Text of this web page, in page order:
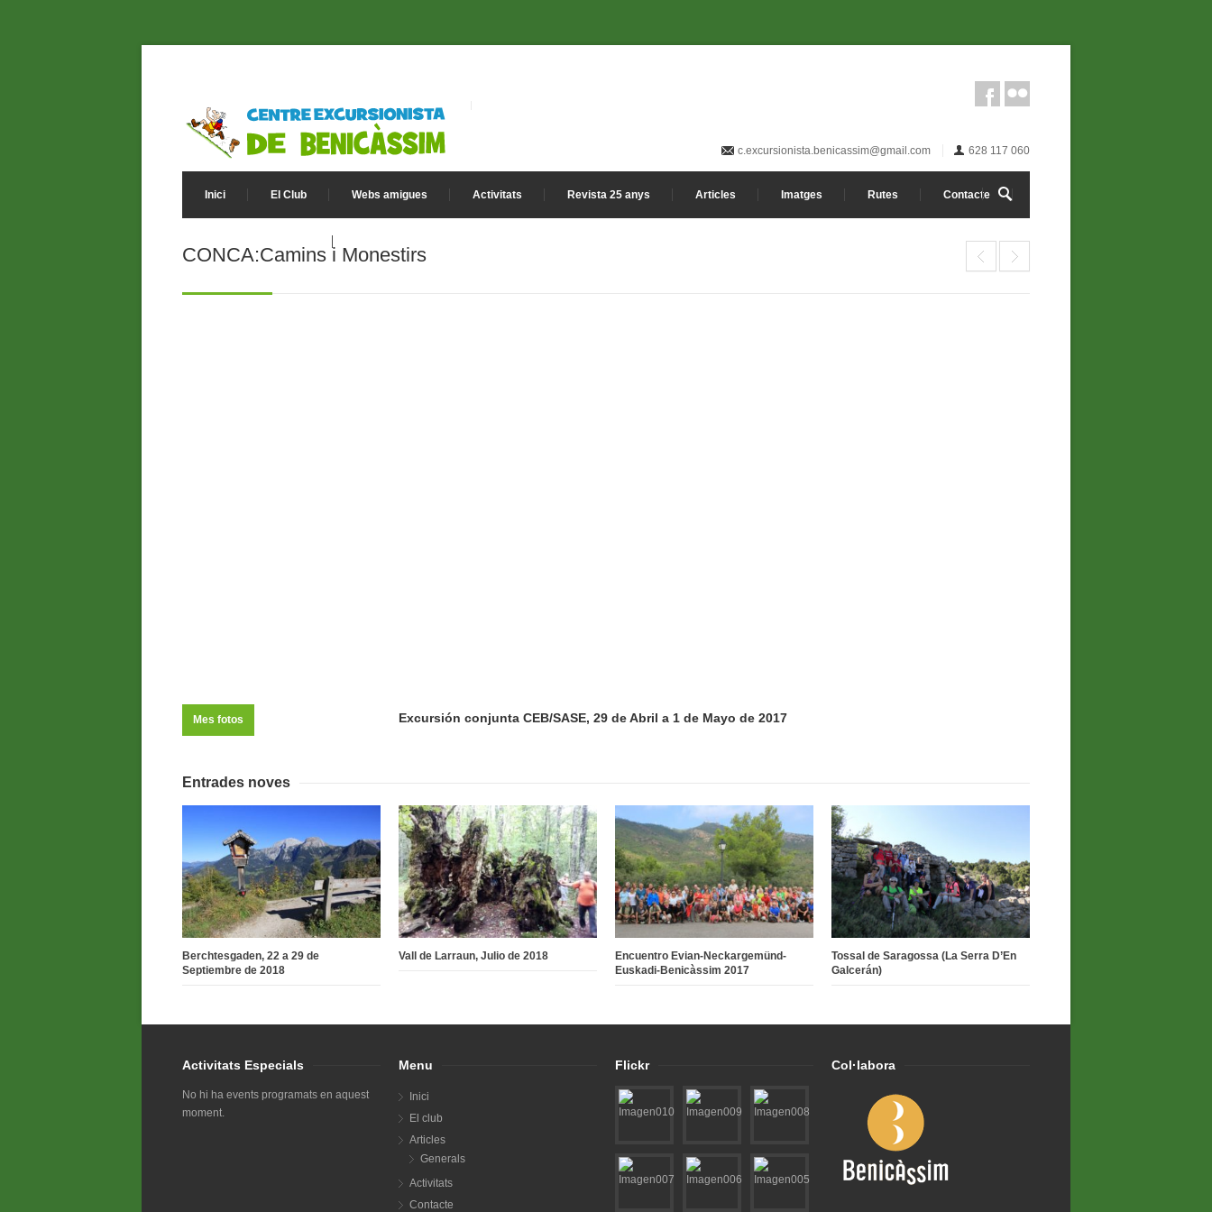
c.excursionista.benicassim@gmail.com 628 117 060
Inici El Club Webs amigues Activitats Revista 25 anys Articles Imatges Rutes Contacte
CONCA:Camins i Monestirs
Mes fotos Excursión conjunta CEB/SASE, 29 de Abril a 1 de Mayo de 2017
Entrades noves
Berchtesgaden, 22 a 29 de
Septiembre de 2018
Vall de Larraun, Julio de 2018
Encuentro Evian-Neckargemünd-
Euskadi-Benicàssim 2017
Tossal de Saragossa (La Serra D’En
Galcerán)
Activitats Especials
No hi ha events programats en aquest
moment.
Menu
Inici
El club
Articles
Generals
Activitats
Contacte
Flickr Col·labora